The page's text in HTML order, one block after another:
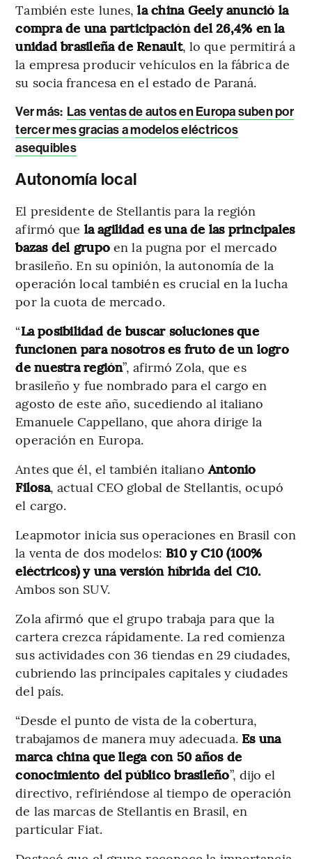
También este lunes,la china Geely anunció la
compra de una participación del 26,4% en la
unidad brasileña de Renault, lo que permitirá a
la empresa producir vehículos en la fábrica de
su socia francesa en el estado de Paraná.
Ver más: Las ventas de autos en Europa suben por
tercer mes gracias a modelos eléctricos
asequibles
Autonomía local
El presidente de Stellantis para la región
afirmó que la agilidad es una de las principales
bazas del grupo en la pugna por el mercado
brasileño. En su opinión, la autonomía de la
operación local también es crucial en la lucha
por la cuota de mercado.
“La posibilidad de buscar soluciones que
funcionen para nosotros es fruto de un logro
de nuestra región”, afirmó Zola, que es
brasileño y fue nombrado para el cargo en
agosto de este año, sucediendo al italiano
Emanuele Cappellano, que ahora dirige la
operación en Europa.
Antes que él, el también italianoAntonio
Filosa, actual CEO global de Stellantis, ocupó
el cargo.
Leapmotor inicia sus operaciones en Brasil con
la venta de dos modelos: B10 y C10 (100%
eléctricos) y una versión híbrida del C10.
Ambos son SUV.
Zola afirmó que el grupo trabaja para que la
cartera crezca rápidamente. La red comienza
sus actividades con 36 tiendas en 29 ciudades,
cubriendo las principales capitales y ciudades
del país.
“Desde el punto de vista de la cobertura,
trabajamos de manera muy adecuada.Es una
marca china que llega con 50 años de
conocimiento del público brasileño”, dijo el
directivo, refiriéndose al tiempo de operación
de las marcas de Stellantis en Brasil, en
particular Fiat.